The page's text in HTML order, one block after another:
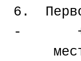
6.
-